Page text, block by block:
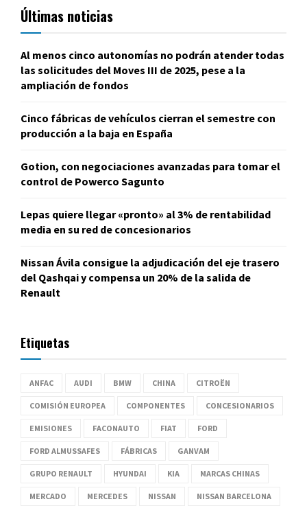
Últimas noticias
Al menos cinco autonomías no podrán atender todas
las solicitudes del Moves III de 2025, pese a la
ampliación de fondos
Cinco fábricas de vehículos cierran el semestre con
producción a la baja en España
Gotion, con negociaciones avanzadas para tomar el
control de Powerco Sagunto
Lepas quiere llegar «pronto» al 3% de rentabilidad
media en su red de concesionarios
Nissan Ávila consigue la adjudicación del eje trasero
del Qashqai y compensa un 20% de la salida de
Renault
Etiquetas
ANFAC AUDI BMW CHINA CITROËN
COMISIÓN EUROPEA COMPONENTES CONCESIONARIOS
EMISIONES FACONAUTO FIAT FORD
FORD ALMUSSAFES FÁBRICAS GANVAM
GRUPO RENAULT HYUNDAI KIA MARCAS CHINAS
MERCADO MERCEDES NISSAN NISSAN BARCELONA